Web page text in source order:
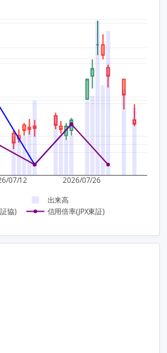
07/12 2026/07/26
出来高
協)
信用倍率(JPX東証)